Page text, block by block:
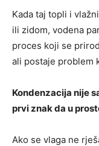
Kada taj topli i
ili zidom, vodena
proces koji se
ali postaje problem
Kondenzacija nije
prvi znak da u
Ako se vlaga ne